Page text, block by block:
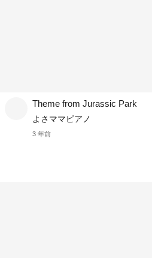
Theme from Jurassic Park
よさママピアノ
3 年前